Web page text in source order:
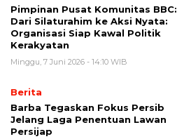
Pimpinan Pusat Komunitas BBC:
Dari Silaturahim ke Aksi Nyata:
Organisasi Siap Kawal Politik
Kerakyatan
Minggu, 7 Juni 2026 - 14:10 WIB
Berita
Barba Tegaskan Fokus Persib
Jelang Laga Penentuan Lawan
Persijap